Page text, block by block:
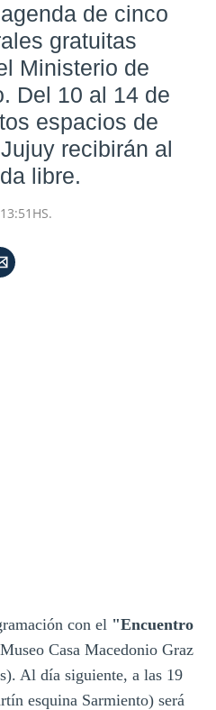
de cinco
gratuitas
Ministerio de
Del 10 al 14 de
espacios de
recibirán al
libre.
con el "Encuentro
Casa Macedonio Graz
Al día siguiente, a las 19
esquina Sarmiento) será